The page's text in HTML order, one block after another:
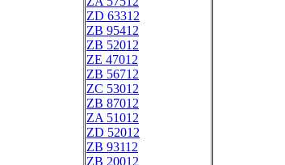
ZD 63312
ZB 95412
ZB 52012
ZE 47012
ZB 56712
ZC 53012
ZB 87012
ZA 51012
ZD 52012
ZB 93112
ZB 20012